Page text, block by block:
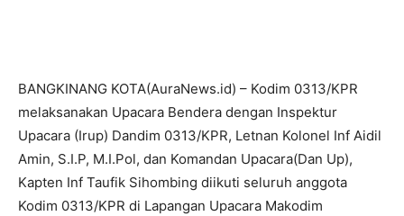
BANGKINANG KOTA(AuraNews.id) – Kodim 0313/KPR
melaksanakan Upacara Bendera dengan Inspektur
Upacara (Irup) Dandim 0313/KPR, Letnan Kolonel Inf Aidil
Amin, S.I.P, M.I.Pol, dan Komandan Upacara(Dan Up),
Kapten Inf Taufik Sihombing diikuti seluruh anggota
Kodim 0313/KPR di Lapangan Upacara Makodim